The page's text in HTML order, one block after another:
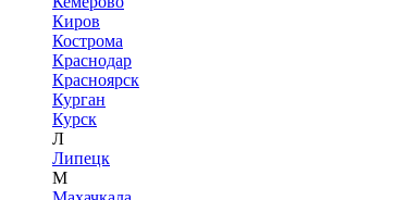
Киров
Кострома
Краснодар
Красноярск
Курган
Курск
Л
Липецк
М